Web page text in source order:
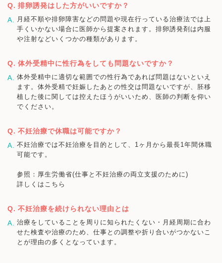
排卵誘発はした方がいいですか？
月経不順や排卵障害などの問題や現在行っている治療法では上
手くいかない場合に医師から提案されます。排卵誘発剤は内服
や注射などいくつかの種類があります。
体外受精中に性行為をしても問題ないですか？
体外受精中に適切な範囲での性行為であれば問題はないといえ
ます。体外受精で妊娠したあとの性交は問題ないですが、胚移
植した後に関しては控えたほうがいいため、医師の判断を仰い
でください。
不妊治療で休職は可能ですか？
不妊治療では不妊治療を目的として、1ヶ月から最長1年間休職
可能です。
参照：厚生労働省(仕事と不妊治療の両立支援のために)
詳しくはこちら
不妊治療を続けられない理由とは
治療をしていることを周りに知られたくない・月経周期に合わ
せた検査や治療のため、仕事との調整や折り合いがつかないこ
とが理由の多くとなっています。